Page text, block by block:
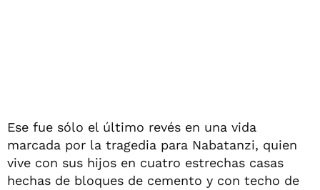
Ese fue sólo el último revés en una vida
marcada por la tragedia para Nabatanzi, quien
vive con sus hijos en cuatro estrechas casas
hechas de bloques de cemento y con techo de